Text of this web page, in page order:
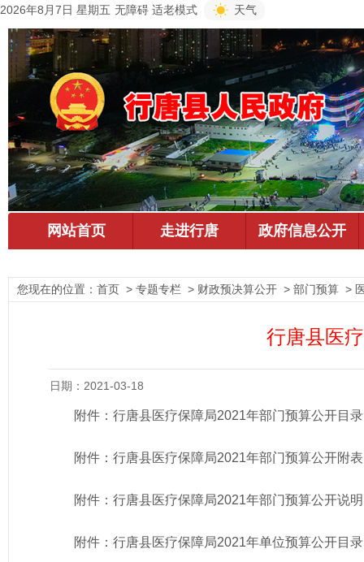
2026年8月7日 星期五 无障碍 适老模式 天气
您现在的位置： 首页 > 专题专栏 > 财政预决算公开 > 部门预算 >
行唐县医
日期：2021-03-18
附件： 行唐县医疗保障局2021年部门预算公开目录
附件： 行唐县医疗保障局2021年部门预算公开附表
附件： 行唐县医疗保障局2021年部门预算公开说
附件： 行唐县医疗保障局2021年单位预算公开目录